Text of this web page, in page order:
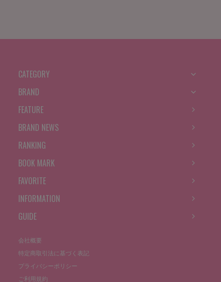
CATEGORY
BRAND
FEATURE
BRAND NEWS
RANKING
BOOK MARK
FAVORITE
INFORMATION
GUIDE
会社概要
特定商取引法に基づく表記
プライバシーポリシー
ご利用規約